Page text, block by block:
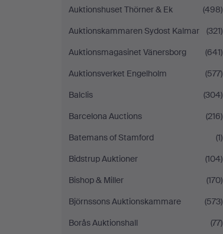
Auktionshuset Thörner & Ek
(498)
Auktionskammaren Sydost Kalmar
(321)
Auktionsmagasinet Vänersborg
(641)
Auktionsverket Engelholm
(577)
Balclis
(304)
Barcelona Auctions
(216)
Batemans of Stamford
(1)
Bidstrup Auktioner
(104)
Bishop & Miller
(170)
Björnssons Auktionskammare
(573)
Borås Auktionshall
(77)